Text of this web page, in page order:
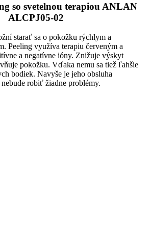
so svetelnou terapiou ANLAN
ALCPJ05-02
starať sa o pokožku rýchlym a
Peeling využíva terapiu červeným a
a negatívne ióny. Znižuje výskyt
pokožku. Vďaka nemu sa tiež ľahšie
bodiek. Navyše je jeho obsluha
robiť žiadne problémy.